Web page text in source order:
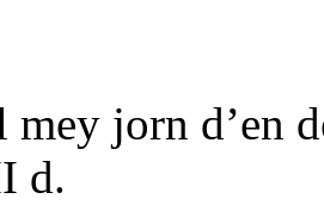
mey jorn d’en
d.